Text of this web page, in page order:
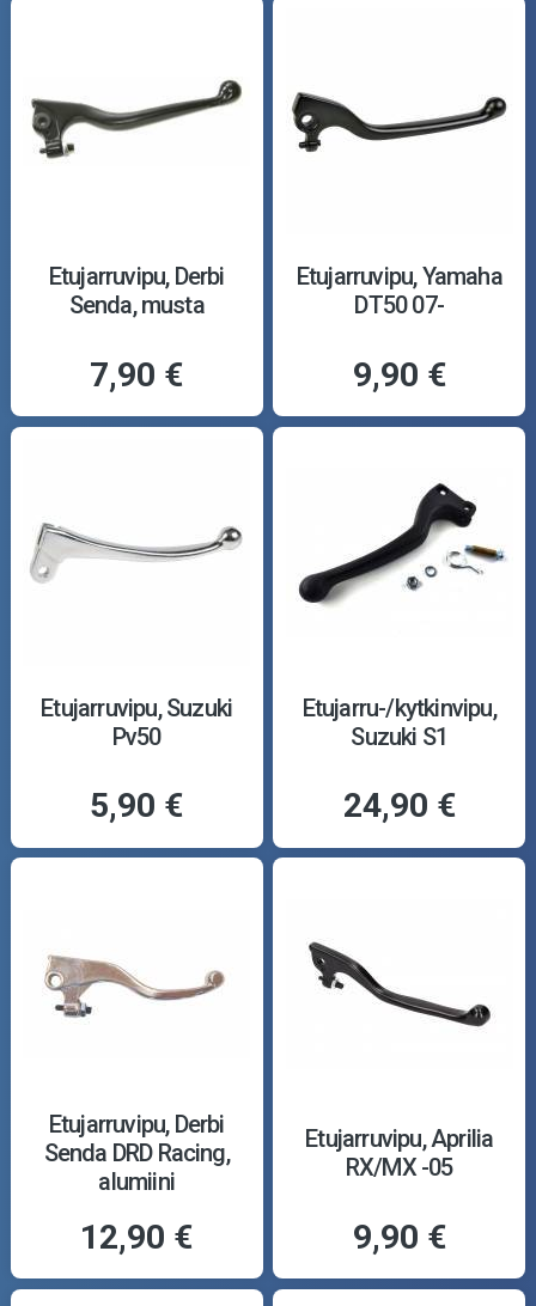
Etujarruvipu, Derbi
Senda, musta
7,90 €
Etujarruvipu, Yamaha
DT50 07-
9,90 €
Etujarruvipu, Suzuki
Pv50
5,90 €
Etujarru-/kytkinvipu,
Suzuki S1
24,90 €
Etujarruvipu, Derbi
Senda DRD Racing,
alumiini
12,90 €
Etujarruvipu, Aprilia
RX/MX -05
9,90 €